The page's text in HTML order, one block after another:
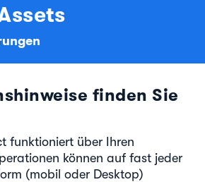
finden Sie
funktioniert über Ihren
können auf fast jeder
(mobil oder Desktop)